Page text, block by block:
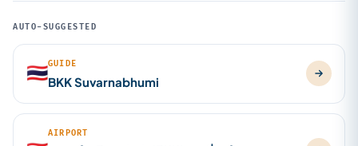
AUTO-SUGGESTED
🇹🇭GUIDE
BKK Suvarnabhumi
AIRPORT